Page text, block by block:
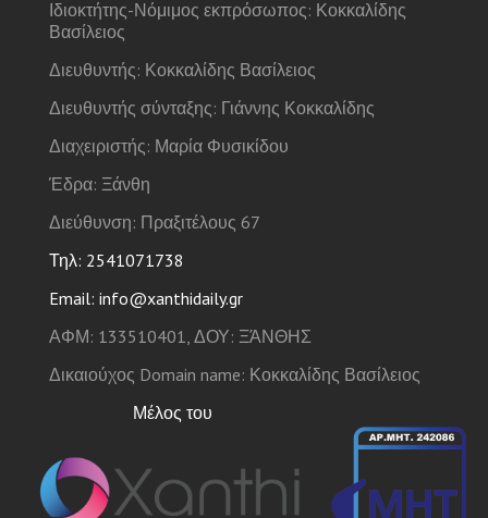
Ιδιοκτήτης-Νόμιμος εκπρόσωπος: Κοκκαλίδης
Βασίλειος
Διευθυντής: Κοκκαλίδης Βασίλειος
Διευθυντής σύνταξης: Γιάννης Κοκκαλίδης
Διαχειριστής: Μαρία Φυσικίδου
Έδρα: Ξάνθη
Διεύθυνση: Πραξιτέλους 67
Τηλ: 2541071738
Email: info@xanthidaily.gr
ΑΦΜ: 133510401, ΔΟΥ: ΞΆΝΘΗΣ
Δικαιούχος Domain name: Κοκκαλίδης Βασίλειος
Μέλος του